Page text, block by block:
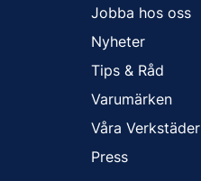
Jobba hos oss
Nyheter
Tips & Råd
Varumärken
Våra Verkstäder
Press